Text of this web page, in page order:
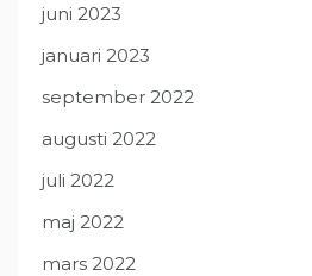
juni 2023
januari 2023
september 2022
augusti 2022
juli 2022
maj 2022
mars 2022